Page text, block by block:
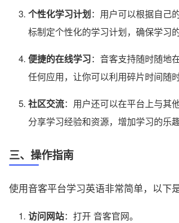
个性化学习计划：用户可以根据自己
标制定个性化的学习计划，确保学习
便捷的在线学习：音客支持随时随地
任何应用，让你可以利用碎片时间随
社区交流：用户还可以在平台上与其
分享学习经验和资源，增加学习的乐趣
三、操作指南
使用音客平台学习英语非常简单，以下
访问网站：打开 音客官网。